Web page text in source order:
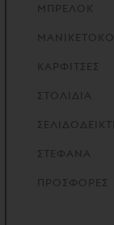
ΜΠΡΕΛΟΚ
ΚΑΡΦΙΤΣΕΣ
ΣΤΟΛΙΔΙΑ
ΣΤΕΦΑΝΑ
ΠΡΟΣΦΟΡΕΣ